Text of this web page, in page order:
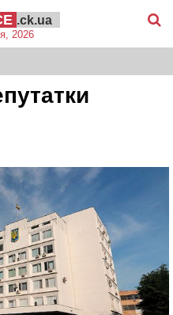
.ck.ua
2026